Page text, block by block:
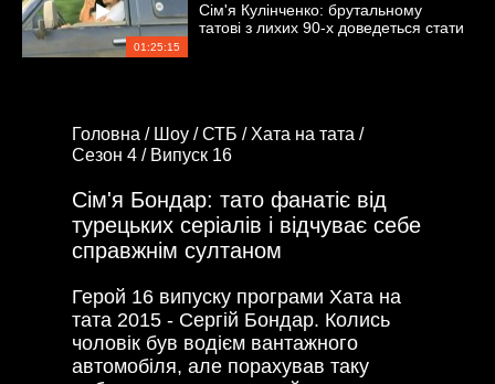
01:25:15
Сім'я Кулінченко: брутальному
татові з лихих 90-х доведеться стати
Головна / Шоу /СТБ / Хата на тата /
Сезон 4 / Випуск 16
Сім'я Бондар: тато фанатіє від
турецьких серіалів і відчуває себе
справжнім султаном
Герой 16 випуску програми Хата на
тата 2015 - Сергій Бондар. Колись
чоловік був водієм вантажного
автомобіля, але порахував таку